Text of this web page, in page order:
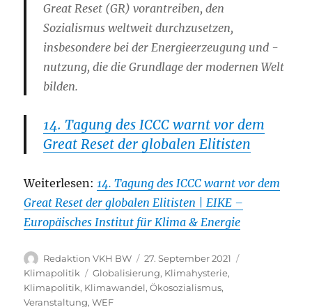
Great Reset (GR) vorantreiben, den
Sozialismus weltweit durchzusetzen,
insbesondere bei der Energieerzeugung und -
nutzung, die die Grundlage der modernen Welt
bilden.
14. Tagung des ICCC warnt vor dem
Great Reset der globalen Elitisten
Weiterlesen: 14. Tagung des ICCC warnt vor dem
Great Reset der globalen Elitisten | EIKE –
Europäisches Institut für Klima & Energie
Autor
Redaktion VKH BW
Veröffentlicht
am
27. September 2021
Klimapolitik
Schlagwörter
Globalisierung, Klimahysterie,
Klimapolitik, Klimawandel,Ökosozialismus,
Veranstaltung,WEF